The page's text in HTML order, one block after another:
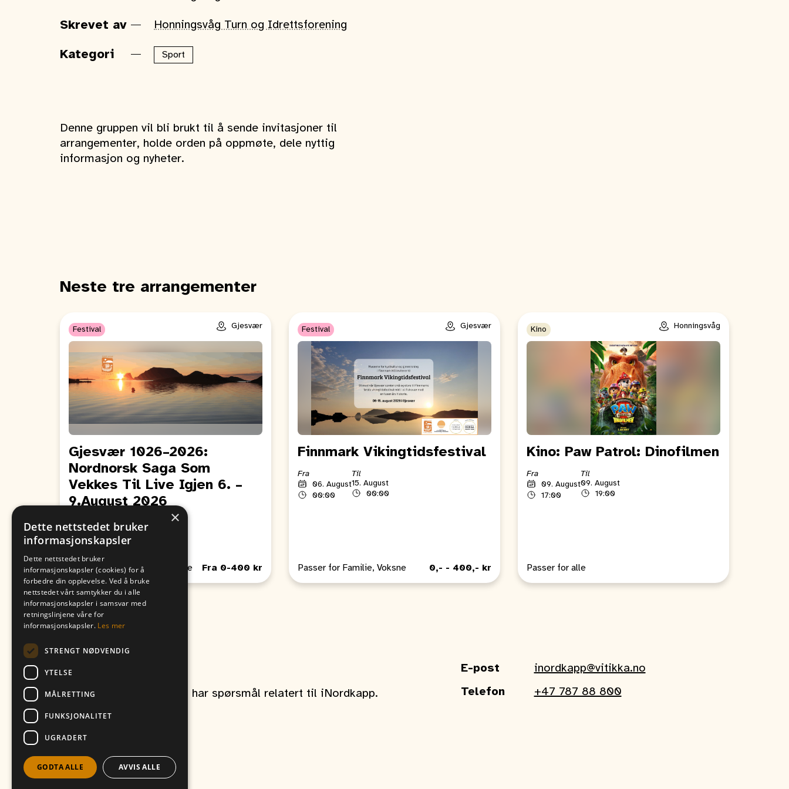
Skrevet av Honningsvåg Turn og Idrettsforening
Kategori Sport
Denne gruppen vil bli brukt til å sende invitasjoner til
arrangementer, holde orden på oppmøte, dele nyttig
informasjon og nyheter.
Neste tre arrangementer
Festival Gjesvær
Gjesvær 1026–2026:
Nordnorsk Saga Som
Vekkes Til Live Igjen 6. –
9.August 2026
Fra
00:00
Til
09. August
Passer for Barn, Unge, Voksne Fra 0-400 kr
Festival Gjesvær
Finnmark Vikingtidsfestival
Fra
06. August
00:00
Til
15. August
00:00
Passer for Familie, Voksne 0,- - 400,- kr
Kino Honningsvåg
Kino: Paw Patrol: Dinofilmen
Fra
09. August
17:00
Til
09. August
19:00
Passer for alle
Kontakt oss
Ta gjerne kontakt om du har spørsmål relatert til iNordkapp.
E-post
inordkapp@vitikka.no
Telefon
+47 787 88 800
×
Dette nettstedet bruker
informasjonskapsler
Dette nettstedet bruker
informasjonskapsler (cookies) for å
forbedre din opplevelse. Ved å bruke
nettstedet vårt samtykker du i alle
informasjonskapsler i samsvar med
retningslinjene våre for
informasjonskapsler. Les mer
STRENGT NØDVENDIG
YTELSE
MÅLRETTING
FUNKSJONALITET
UGRADERT
GODTA ALLE AVVIS ALLE